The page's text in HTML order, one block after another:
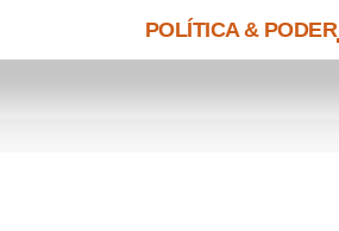
POLÍTICA & PODER